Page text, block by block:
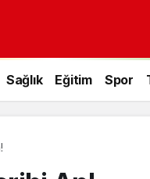
Sağlık Eğitim Spor